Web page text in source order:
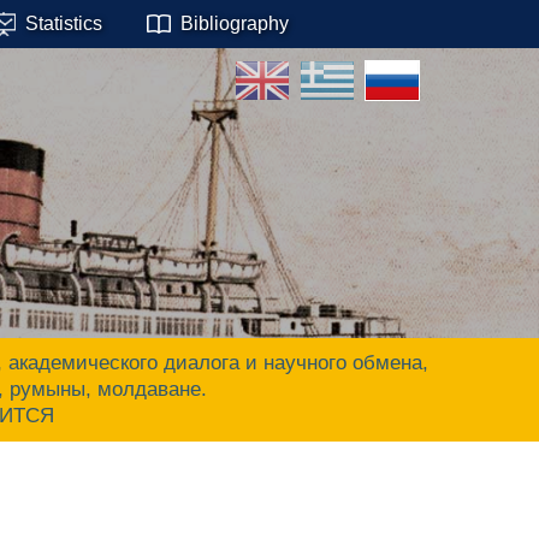
Statistics Bibliography
диалога и научного обмена,
румыны, молдаване.